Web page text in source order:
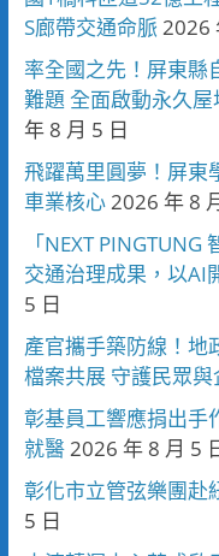
S廊帶交通命脈2026
率全國之先！屏東縣
難題 全面啟動永久
年 8 月 5 日
飛躍萬里圓夢！屏東
車業核心2026 年 8
「NEXT
交通治理成果，以AI
5 日
產官攜手築防線！地
檔案共展 守護民眾
彰基員工響應捐出
就醫2026 年 8 月 5
彰化市立管弦樂團赴
5 日